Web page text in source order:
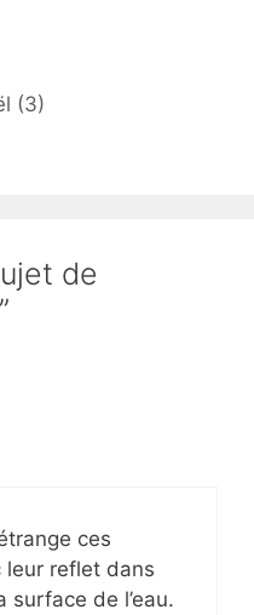
(3)
de
ces
leur reflet dans
surface de l’eau.